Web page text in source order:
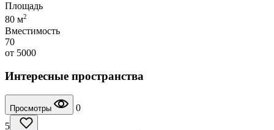
Площадь
80 м2
Вместимость
70
от 5000
Интересные пространства
Просмотры
0
5